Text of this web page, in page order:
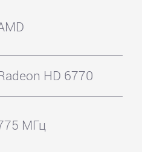
HD 6770
МГц